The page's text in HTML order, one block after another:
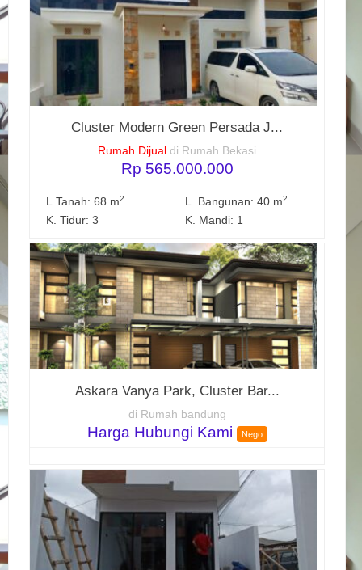
Cluster Modern Green Persada J...
Rumah Dijual di Rumah Bekasi
Rp 565.000.000
L.Tanah: 68 m2 L. Bangunan: 40 m2
K. Tidur: 3 K. Mandi: 1
Askara Vanya Park, Cluster Bar...
di Rumah bandung
Harga Hubungi Kami Nego